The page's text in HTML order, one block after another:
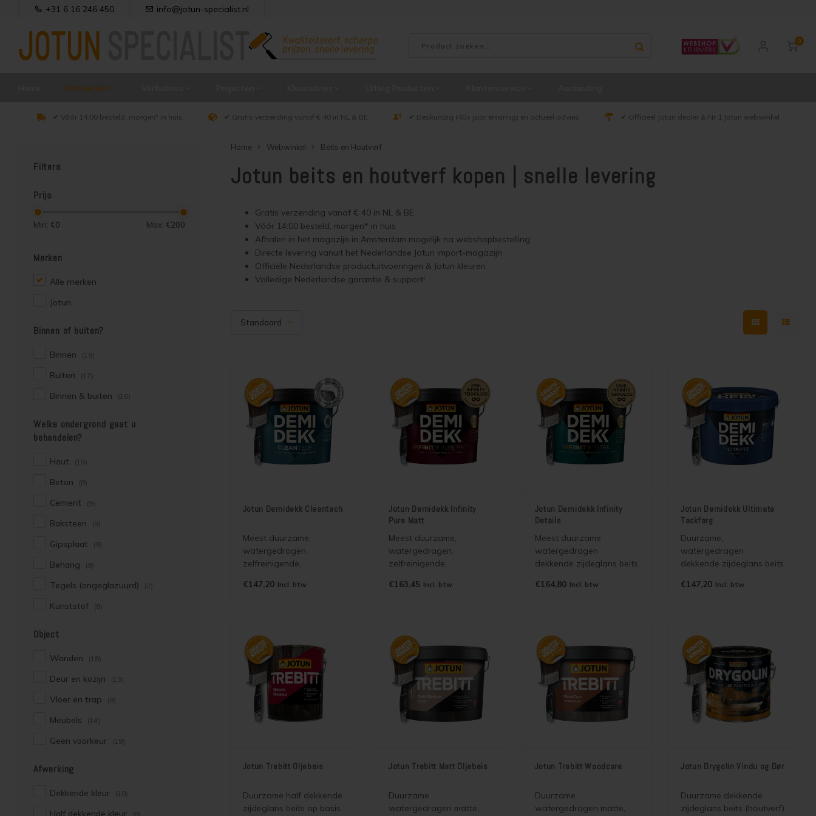
+31 6 16 246 450 info@jotun-specialist.nl
0
Webwinkel
✔ Vóór 14:00 besteld, morgen* in huis ✔ Gratis verzending vanaf € 40 in NL & BE ✔ Deskundig (40+ jaar ervaring) en actueel advies ✔ Officieel Jotun dealer & Nr 1 Jotun webwinkel
Filters
Prijs
Min: €0 Max: €200
Merken
Alle merken
Jotun
Binnen of buiten?
Binnen (19)
Buiten (17)
Binnen & buiten (16)
Welke ondergrond gaat u
behandelen?
Hout (19)
Beton (8)
Cement (9)
Baksteen (9)
Gipsplaat (9)
Behang (9)
Tegels (ongeglazuurd) (2)
Kunststof (8)
Object
Wanden (18)
Deur en kozijn (13)
Vloer en trap (9)
Meubels (14)
Geen voorkeur (19)
Afwerking
Dekkende kleur (10)
Half dekkende kleur (8)
Home Webwinkel Beits en Houtverf
Jotun beits en houtverf kopen | snelle levering
Gratis verzending vanaf € 40 in NL & BE
Vóór 14:00 besteld, morgen* in huis
Afhalen in het magazijn in Amsterdam mogelijk na webshopbestelling
Directe levering vanuit het Nederlandse Jotun import-magazijn
Officiële Nederlandse productuitvoeringen & Jotun kleuren
Volledige Nederlandse garantie & support!
Standaard
Jotun Demidekk Cleantech
Meest duurzame,
watergedragen,
zelfreinigende,
zijdeglans beits voor
onderhoudsintervallen
mogelijk maakt.
€147,20 Incl. btw
Jotun Demidekk Infinity
Pure Matt
Meest duurzame,
watergedragen,
zelfreinigende,
matte beits voor binnen
onderhoudsintervallen
mogelijk maakt. Puur mat
en verbeterde versie van
Jotun Demidekk Ultimate
Hellmatt
€163,45 Incl. btw
Jotun Demidekk Infinity
Details
Meest duurzame
watergedragen
dekkende zijdeglans beits
deuren, vlonders,
€164,80 Incl. btw
Jotun Demidekk Ultimate
Tackfarg
Duurzame,
watergedragen
dekkende zijdeglans beits
buiten die de
mogelijk maakt.
€147,20 Incl. btw
Jotun Trebitt Oljebeis
Duurzame half dekkende
zijdeglans beits op basis
Jotun Trebitt Matt Oljebeis
Duurzame
watergedragen matte,
Jotun Trebitt Woodcare
Duurzame
watergedragen matte,
Jotun Drygolin Vindu og Dør
Duurzame dekkende
zijdeglans beits (houtverf)